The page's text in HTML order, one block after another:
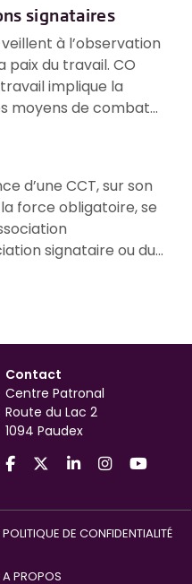
signataires
à l’observation
paix du travail. CO
implique la
moyens de combat...
d’une CCT, sur son
force obligatoire, se
signataire ou du...
Contact
Centre Patronal
Route du Lac 2
1094 Paudex
POLITIQUE DE CONFIDENTIALITÉ
A PROPOS